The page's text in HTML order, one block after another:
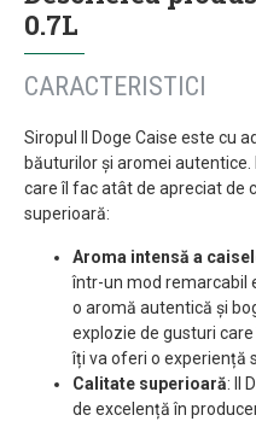
0.7L
CARACTERISTICI
Siropul Il Doge Caise este cu
băuturilor și aromei
care îl fac atât de apreciat de
superioară:
Aroma intensă a
într-un mod remarcabil
o aromă autentică și
explozie de gusturi
îți va oferi o experiență
Calitate superioară: Il
de excelență în